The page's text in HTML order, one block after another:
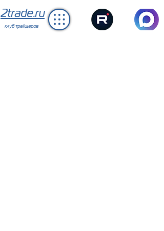
2trade.ru
клуб трейдеров